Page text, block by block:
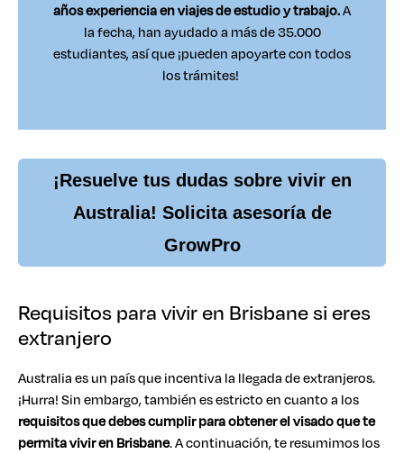
años experiencia en viajes de estudio y trabajo.A
la fecha, han ayudado a más de 35.000
estudiantes, así que ¡pueden apoyarte con todos
los trámites!
¡Resuelve tus dudas sobre vivir en
Australia! Solicita asesoría de
GrowPro
Requisitos para vivir en Brisbane si eres
extranjero
Australia es un país que incentiva la llegada de extranjeros.
¡Hurra! Sin embargo, también es estricto en cuanto a los
requisitos que debes cumplir para obtener el visadoque te
permita vivir en Brisbane. A continuación, te resumimos los